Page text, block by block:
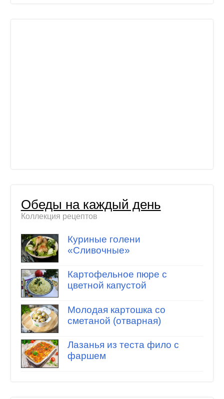
Обеды на каждый день
Коллекция рецептов
Куриные голени
«Сливочные»
Картофельное пюре с
цветной капустой
Молодая картошка со
сметаной (отварная)
Лазанья из теста фило с
фаршем